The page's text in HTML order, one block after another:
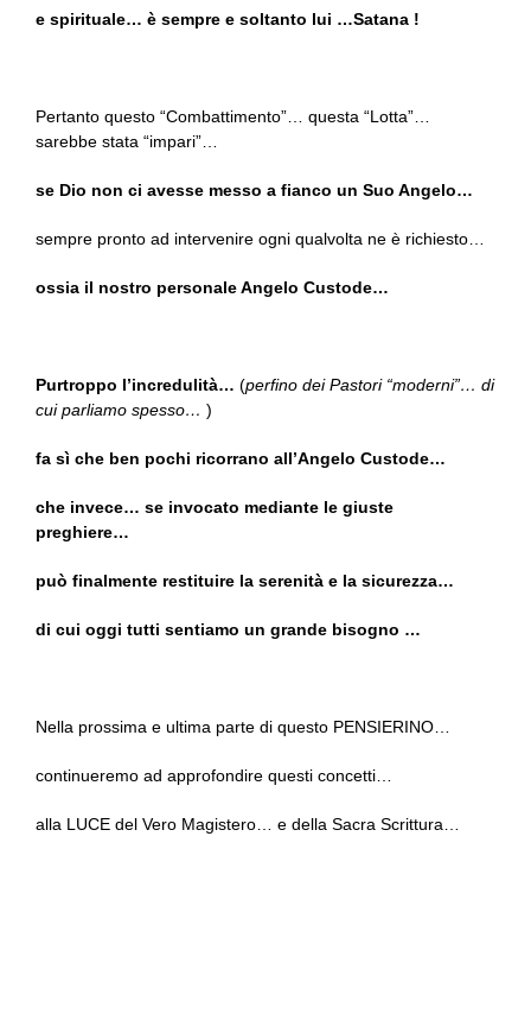
e spirituale… è sempre e soltanto lui …Satana !
Pertanto questo “Combattimento”… questa “Lotta”…
sarebbe stata “impari”…
se Dio non ci avesse messo a fianco un Suo Angelo…
sempre pronto ad intervenire ogni qualvolta ne è richiesto…
ossia il nostro personale Angelo Custode…
Purtroppo l’incredulità… (perfino dei Pastori “moderni”… di
cui parliamo spesso… )
fa sì che ben pochi ricorrano all’Angelo Custode…
che invece… se invocato mediante le giuste
preghiere…
può finalmente restituire la serenità e la sicurezza…
di cui oggi tutti sentiamo un grande bisogno …
Nella prossima e ultima parte di questo PENSIERINO…
continueremo ad approfondire questi concetti…
alla LUCE del Vero Magistero… e della Sacra Scrittura…